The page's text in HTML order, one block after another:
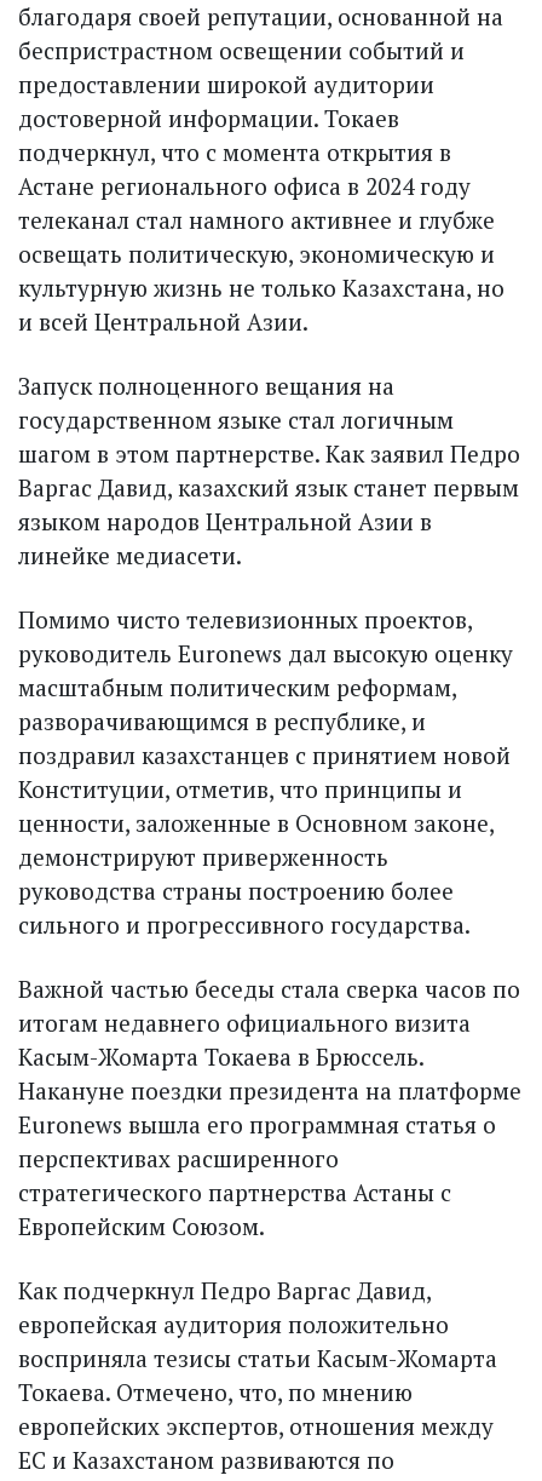
благодаря своей репутации, основанной на
беспристрастном освещении событий и
предоставлении широкой аудитории
достоверной информации. Токаев
подчеркнул, что с момента открытия в
Астане регионального офиса в 2024 году
телеканал стал намного активнее и глубже
освещать политическую, экономическую и
культурную жизнь не только Казахстана, но
и всей Центральной Азии.
Запуск полноценного вещания на
государственном языке стал логичным
шагом в этом партнерстве. Как заявил Педро
Варгас Давид, казахский язык станет первым
языком народов Центральной Азии в
линейке медиасети.
Помимо чисто телевизионных проектов,
руководитель Euronews дал высокую оценку
масштабным политическим реформам,
разворачивающимся в республике, и
поздравил казахстанцев с принятием новой
Конституции, отметив, что принципы и
ценности, заложенные в Основном законе,
демонстрируют приверженность
руководства страны построению более
сильного и прогрессивного государства.
Важной частью беседы стала сверка часов по
итогам недавнего официального визита
Касым-Жомарта Токаева в Брюссель.
Накануне поездки президента на платформе
Euronews вышла его программная статья о
перспективах расширенного
стратегического партнерства Астаны с
Европейским Союзом.
Как подчеркнул Педро Варгас Давид,
европейская аудитория положительно
восприняла тезисы статьи Касым-Жомарта
Токаева. Отмечено, что, по мнению
европейских экспертов, отношения между
ЕС и Казахстаном развиваются по